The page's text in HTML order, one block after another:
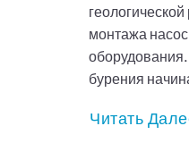
монтажа
бурения
Читать